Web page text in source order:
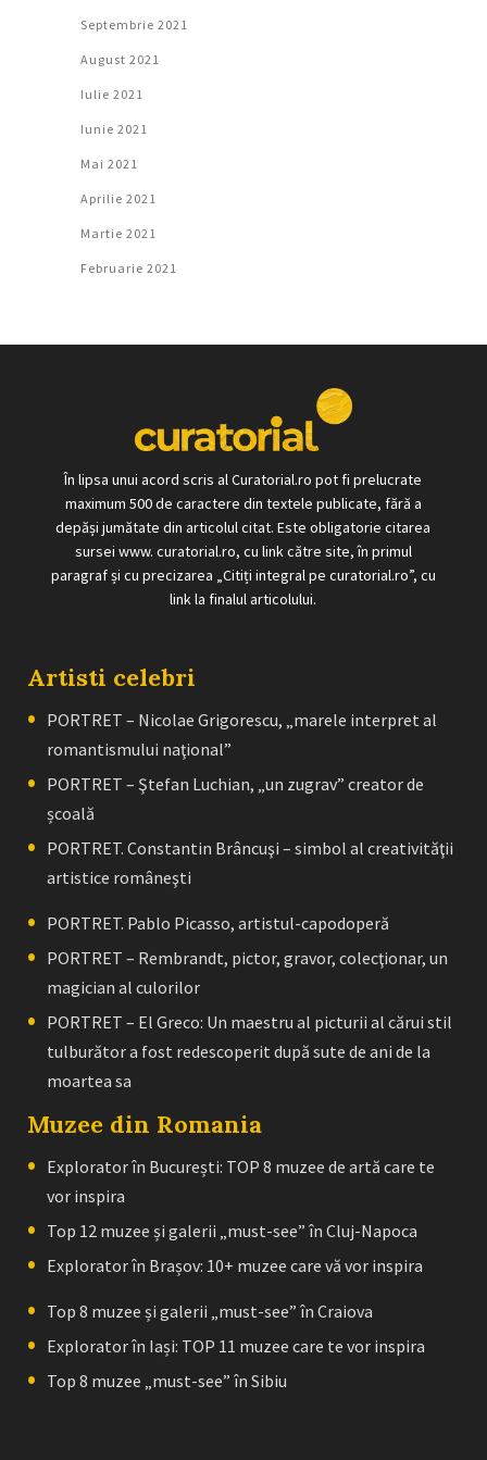
Septembrie 2021
August 2021
Iulie 2021
Iunie 2021
Mai 2021
Aprilie 2021
Martie 2021
Februarie 2021
În lipsa unui acord scris al Curatorial.ro pot fi prelucrate
maximum 500 de caractere din textele publicate, fără a
depăși jumătate din articolul citat. Este obligatorie citarea
sursei www. curatorial.ro, cu link către site, în primul
paragraf și cu precizarea „Citiți integral pe curatorial.ro”, cu
link la finalul articolului.
Artisti celebri
PORTRET – Nicolae Grigorescu, „marele interpret al
romantismului naţional”
PORTRET – Ştefan Luchian, „un zugrav” creator de
școală
PORTRET. Constantin Brâncuşi – simbol al creativităţii
artistice româneşti
PORTRET. Pablo Picasso, artistul-capodoperă
PORTRET – Rembrandt, pictor, gravor, colecţionar, un
magician al culorilor
PORTRET – El Greco: Un maestru al picturii al cărui stil
tulburător a fost redescoperit după sute de ani de la
moartea sa
Muzee din Romania
Explorator în București: TOP 8 muzee de artă care te
vor inspira
Top 12 muzee și galerii „must-see” în Cluj-Napoca
Explorator în Brașov: 10+ muzee care vă vor inspira
Top 8 muzee și galerii „must-see” în Craiova
Explorator în Iași: TOP 11 muzee care te vor inspira
Top 8 muzee „must-see” în Sibiu